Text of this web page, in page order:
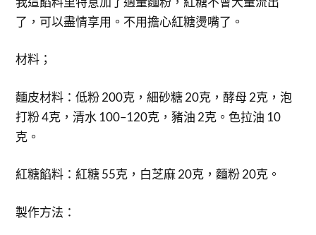
了，可以盡情享用。不用擔心紅糖燙嘴了。
材料；
麵皮材料：低粉 200克，細砂糖 20克，酵母 2克，泡
打粉 4克，清水 100–120克，豬油 2克。色拉油 10
克。
紅糖餡料：紅糖 55克，白芝麻 20克，麵粉 20克。
製作方法：